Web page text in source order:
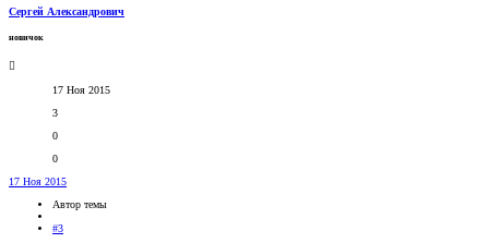
Сергей Александрович
новичок
17 Ноя 2015
3
0
0
17 Ноя 2015
Автор темы
#3